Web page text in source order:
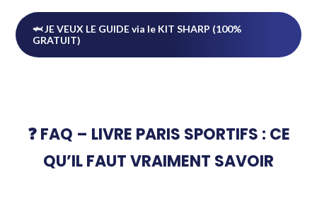
🦈 JE VEUX LE GUIDE via le KIT SHARP (100%
GRATUIT)
❓ FAQ – LIVRE PARIS SPORTIFS : CE
QU’IL FAUT VRAIMENT SAVOIR